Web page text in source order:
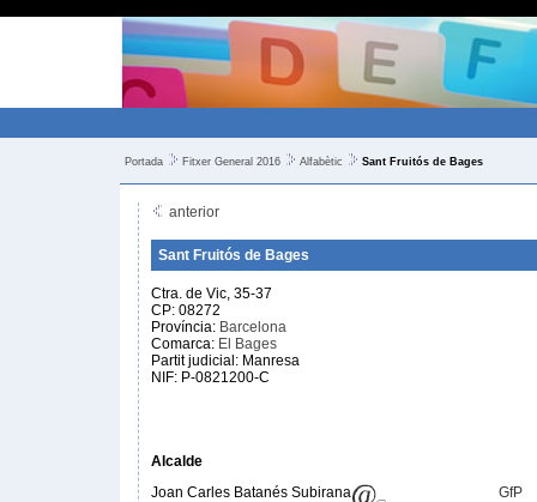
Portada Fitxer General 2016 Alfabètic Sant Fruitós de Bages
anterior
Sant Fruitós de Bages
Ctra. de Vic, 35-37
CP: 08272
Província: Barcelona
Comarca: El Bages
Partit judicial: Manresa
NIF: P-0821200-C
Alcalde
Joan Carles Batanés Subirana
GfP